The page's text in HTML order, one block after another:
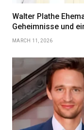
Walter Plathe
Geheimnisse und
MARCH 11, 2026